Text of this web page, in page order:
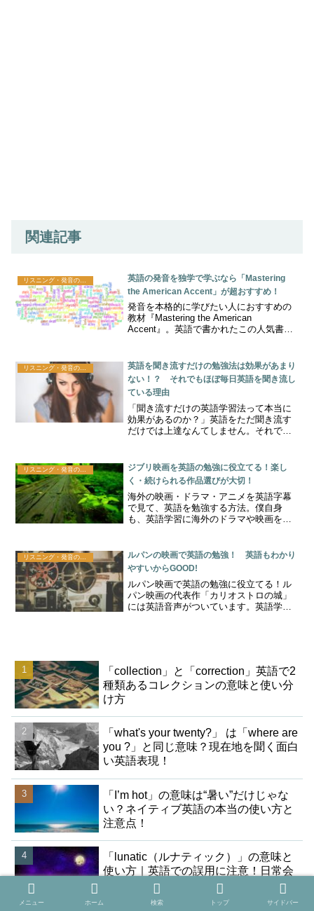
関連記事
英語の発音を独学で学ぶなら「Mastering
the American Accent」が超おすすめ！
発音を本格的に学びたい人におすすめの
教材『Mastering the American
Accent』。英語で書かれたこの人気書籍
リスニング・発音の勉強法
英語を聞き流すだけの勉強法は効果があまり
ない！？ それでもほぼ毎日英語を聞き流し
ている理由
「聞き流すだけの英語学習法って本当に
効果があるのか？」英語をただ聞き流す
だけでは上達なんてしません。それで
ジブリ映画を英語の勉強に役立てる！楽し
く・続けられる作品選びが大切！
海外の映画・ドラマ・アニメを英語字幕
で見て、英語を勉強する方法。僕自身
も、英語学習に海外のドラマや映画を英
表現が難しかったり、話すスピードが早
かったりで難しいということも...
リスニング・発音の勉強法
ルパンの映画で英語の勉強！ 英語もわかり
やすいからGOOD!
ルパン映画で英語の勉強に役立てる！ル
パン映画の代表作「カリオストロの城」
には英語音声がついています。英語学習
「collection」と「correction」英語で2
種類あるコレクションの意味と使い分
け方
「what's your twenty?」 は「where are
you ?」と同じ意味？現在地を聞く面白
い英語表現！
「I’m hot」の意味は“暑い”だけじゃな
い？ネイティブ英語の本当の使い方と
注意点！
「lunatic（ルナティック）」の意味と
使い方｜英語での誤用に注意！日常会
話でも使える？
メニュー ホーム 検索 トップ サイドバー